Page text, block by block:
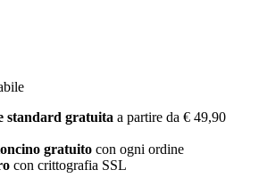
standard gratuita a partire da € 49,90
gratuito con ogni ordine
con crittografia SSL